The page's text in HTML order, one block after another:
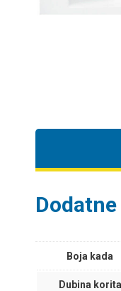
Boja kada
Dubina korita